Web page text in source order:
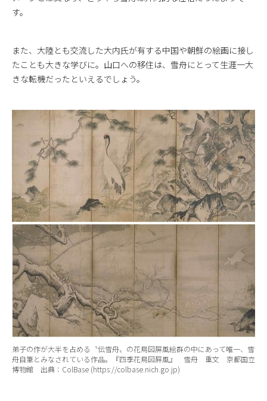
す。
また、大陸とも交流した大内氏が有する中国や朝鮮の絵画に接し
たことも大きな学びに。山口への移住は、雪舟にとって生涯一大
きな転機だったといえるでしょう。
弟子の作が大半を占める〝伝雪舟〟の花鳥図屏風絵群の中にあって唯一、雪
舟自筆とみなされている作品。『四季花鳥図屛風』 雪舟 重文 京都国立
博物館 出典：ColBase (https://colbase.nich.go.jp)